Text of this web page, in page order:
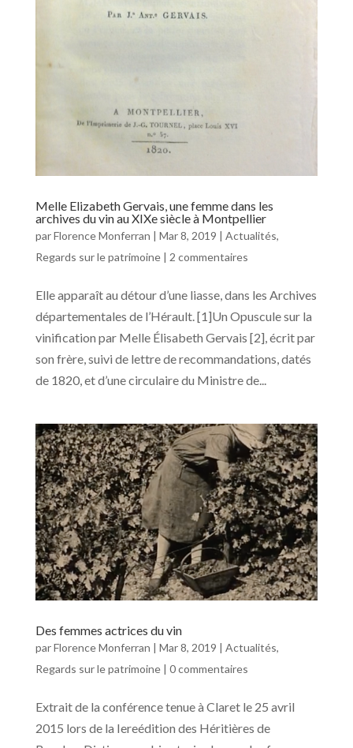
Melle Elizabeth Gervais, une femme dans les
archives du vin au XIXe siècle à Montpellier
parFlorence Monferran | Mar 8, 2019 | Actualités,
Regards sur le patrimoine| 2 commentaires
Elle apparaît au détour d’une liasse, dans les Archives
départementales de l’Hérault. [1]Un Opuscule sur la
vinification par Melle Élisabeth Gervais [2], écrit par
son frère, suivi de lettre de recommandations, datés
de 1820, et d’une circulaire du Ministre de...
Des femmes actrices du vin
parFlorence Monferran | Mar 8, 2019 | Actualités,
Regards sur le patrimoine| 0 commentaires
Extrait de la conférence tenue à Claret le 25 avril
2015 lors de la Iereédition des Héritières de